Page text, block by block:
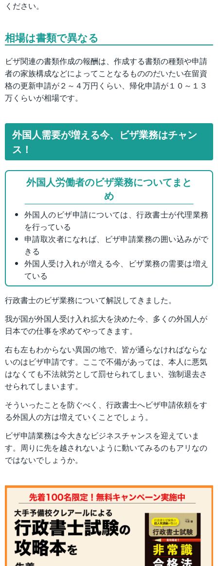
ください。
相場は書類で異なる
ビザ関連の書類作成の報酬は、作成する書類の種類や申請
者の家族構成などによってことなるもののだいたい在留資
格の更新申請が２～４万円くらい、帰化申請が１０～１３
万くらいが相場です。
外国人需要が増える今、ビザ業務はチャン
ス！
外国人労働者のビザ業務についてまと
め
外国人のビザ申請については、行政書士が代理業務
を行っている
申請取次者になれば、ビザ申請業務の囲い込みがで
きる
外国人受け入れが増える今、ビザ業務の需要は増え
ている
行政書士のビザ業務について解説してきました。
我が国が外国人受け入れ拡大を決めた今、多くの外国人が
日本での仕事を求めてやってきます。
右も左もわからない異国の地で、皆が通らなければならな
いのはビザ申請です。ここで不備があっては、本人に悪気
はなくても不法就労として罰せられてしまい、強制退去さ
せられてしまいます。
そういったことを防ぐべく、行政書士へビザ申請依頼をす
る外国人の方は増えていくことでしょう。
ビザ申請業務は今大きなビジネスチャンスを迎えていま
す。周りに先を越されないように動いてみるのもアリなの
ではないでしょうか。